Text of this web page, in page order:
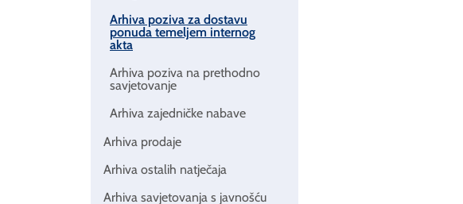
Arhiva poziva za dostavu
ponuda temeljem internog
akta
Arhiva poziva na prethodno
savjetovanje
Arhiva zajedničke nabave
Arhiva prodaje
Arhiva ostalih natječaja
Arhiva savjetovanja s javnošću